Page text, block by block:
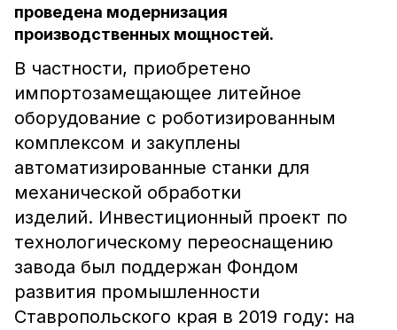
проведена модернизация
производственных мощностей.
В частности, приобретено
импортозамещающее литейное
оборудование с роботизированным
комплексом и закуплены
автоматизированные станки для
механической обработки
изделий. Инвестиционный проект по
технологическому переоснащению
завода был поддержан Фондом
развития промышленности
Ставропольского края в 2019 году: на